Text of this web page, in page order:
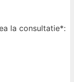
la consultatie*: